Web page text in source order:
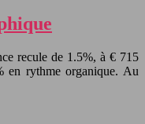
recule de 1.5%, à € 715
en rythme organique. Au